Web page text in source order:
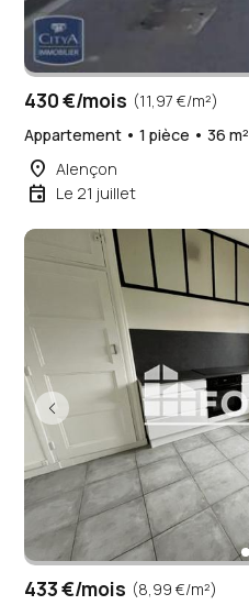
430 €/mois (11,97 €/m²)
Appartement • 1 pièce • 36 m²
place Alençon
event Le 21 juillet
433 €/mois (8,99 €/m²)